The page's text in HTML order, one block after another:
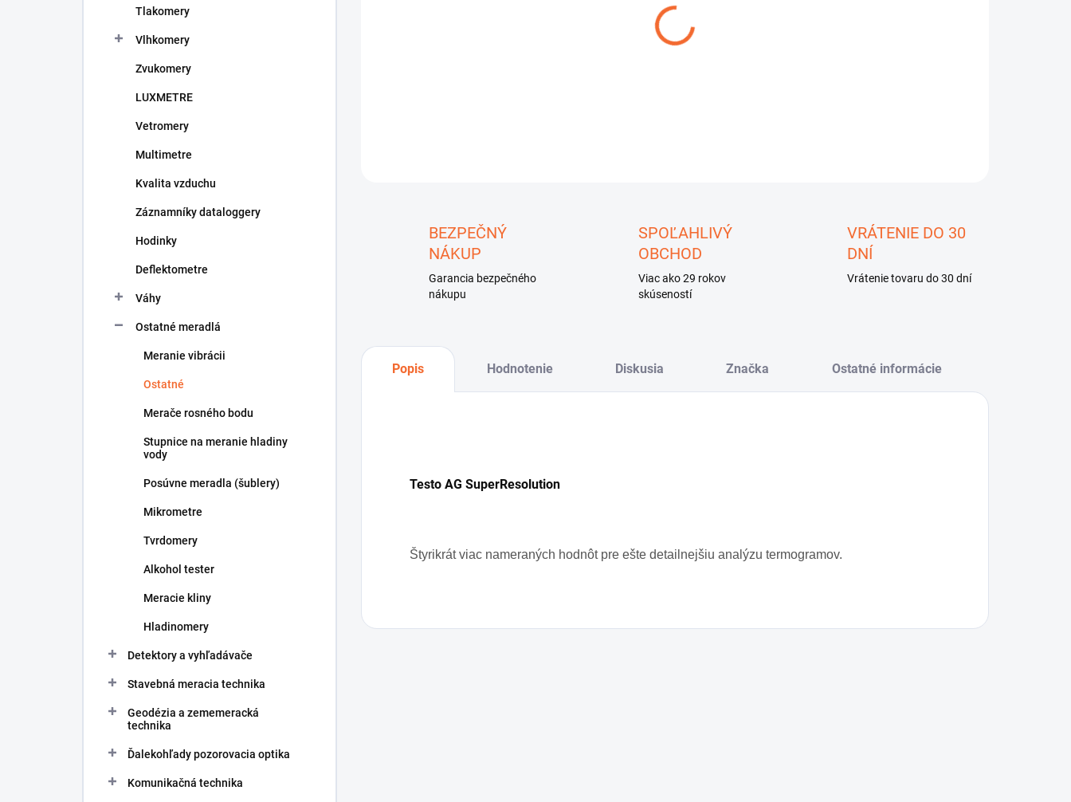
Tlakomery
Vlhkomery
Zvukomery
LUXMETRE
Vetromery
Multimetre
Kvalita vzduchu
Záznamníky dataloggery
Hodinky
Deflektometre
Váhy
Ostatné meradlá
Meranie vibrácii
Ostatné
Merače rosného bodu
Stupnice na meranie hladiny
vody
Posúvne meradla (šublery)
Mikrometre
Tvrdomery
Alkohol tester
Meracie kliny
Hladinomery
Detektory a vyhľadávače
Stavebná meracia technika
Geodézia a zememeracká
technika
Ďalekohľady pozorovacia optika
Komunikačná technika
BEZPEČNÝ
NÁKUP
Garancia bezpečného
nákupu
SPOĽAHLIVÝ
OBCHOD
Viac ako 29 rokov
skúseností
VRÁTENIE DO 30
DNÍ
Vrátenie tovaru do 30 dní
Popis Hodnotenie Diskusia Značka Ostatné informácie
Testo AG SuperResolution
Štyrikrát viac nameraných hodnôt pre ešte detailnejšiu analýzu termogramov.